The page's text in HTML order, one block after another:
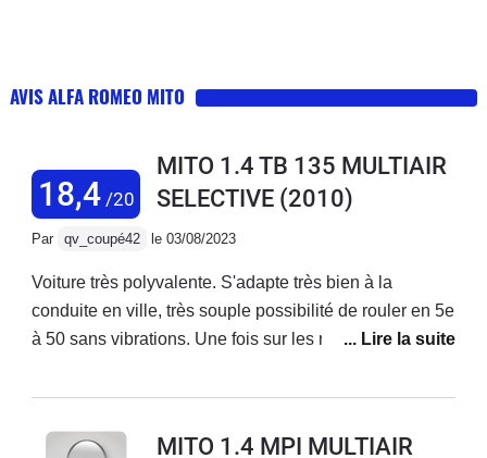
AVIS ALFA ROMEO MITO
18,4/20
MITO 1.4 TB 135 MULTIAIR
SELECTIVE (2010)
Par qv_coupé42 le 03/08/2023
Voiture très polyvalente. S'adapte très bien à la
conduite en ville, très souple possibilité de rouler en 5e
à 50 sans vibrations. Une fois sur les routes de
voiture est imaginée pour cela. Tenue de route
vrai plaisir de conduite. Sur l'autoroute, bien sûr, elle
MITO 1.4 MPI MULTIAIR